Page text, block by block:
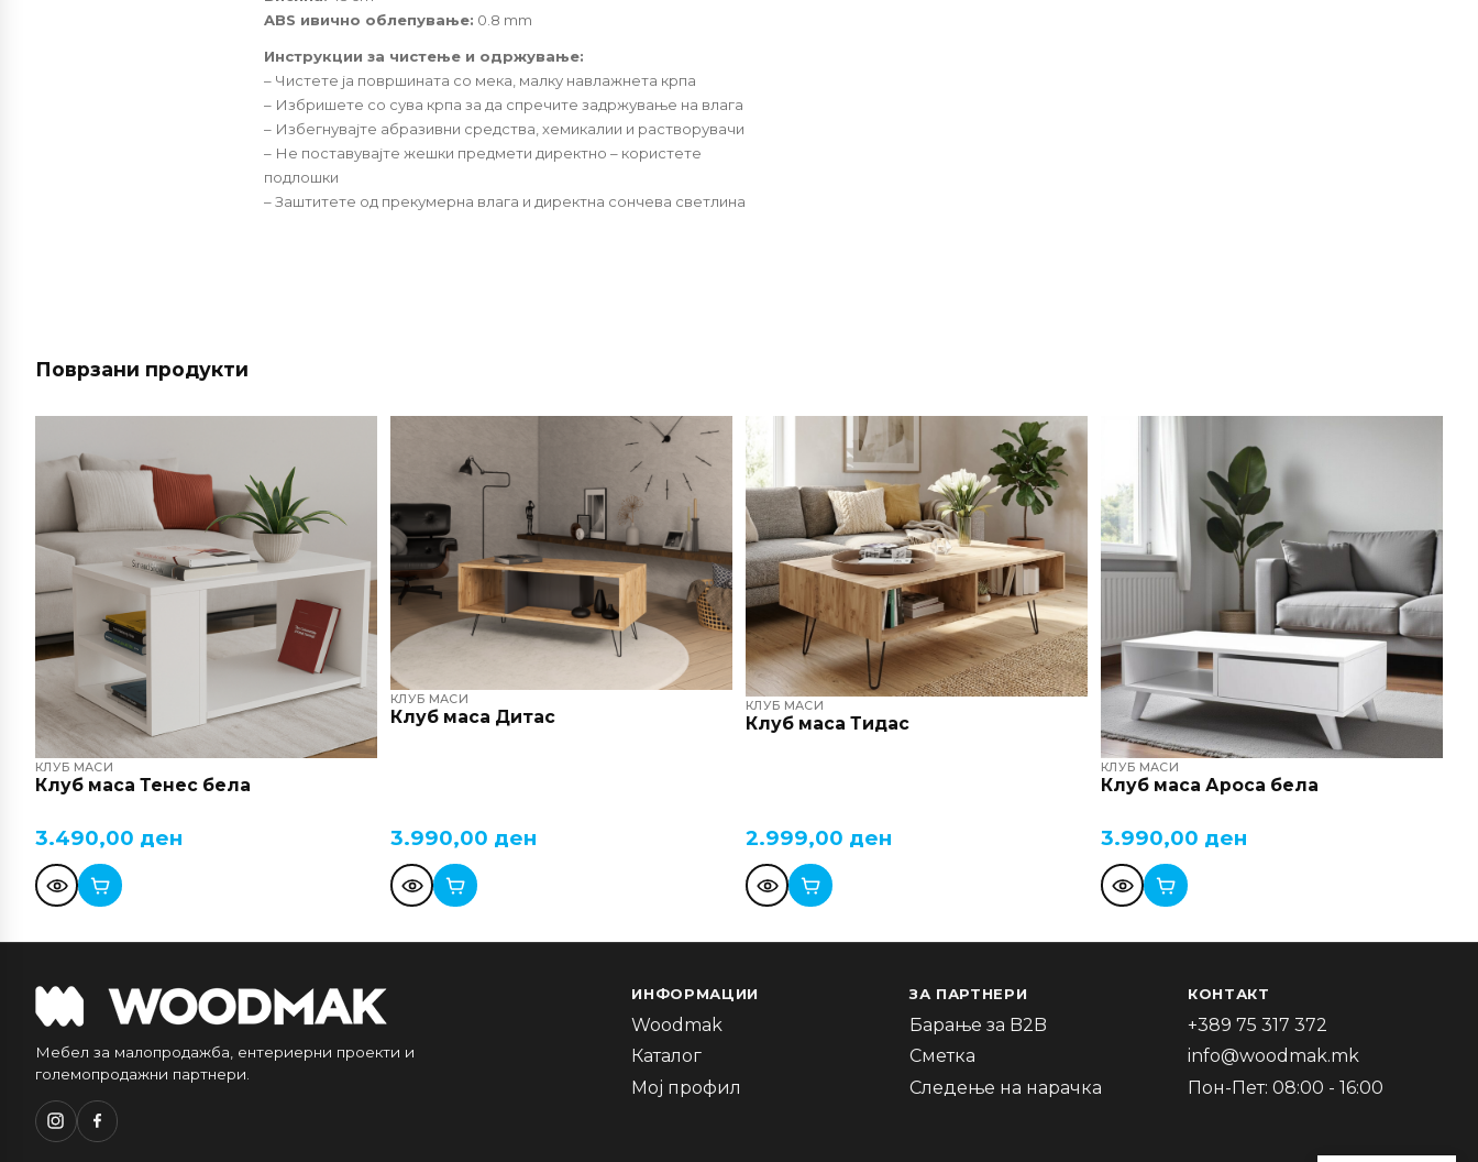
ABS ивично облепување: 0.8 mm
Инструкции за чистење и одржување:
– Чистете ја површината со мека, малку навлажнета крпа
– Избришете со сува крпа за да спречите задржување на влага
– Избегнувајте абразивни средства, хемикалии и растворувачи
– Не поставувајте жешки предмети директно – користете
подлошки
– Заштитете од прекумерна влага и директна сончева светлина
Поврзани продукти
КЛУБ МАСИ
Клуб маса Тенес бела
3.490,00 ден
КЛУБ МАСИ
Клуб маса Дитас
3.990,00 ден
КЛУБ МАСИ
Клуб маса Тидас
2.999,00 ден
КЛУБ МАСИ
Клуб маса Ароса бела
3.990,00 ден
Мебел за малопродажба, ентериерни проекти и
големопродажни партнери.
ИНФОРМАЦИИ
Woodmak
Каталог
Мој профил
ЗА ПАРТНЕРИ
Барање за B2B
Сметка
Следење на нарачка
КОНТАКТ
+389 75 317 372
info@woodmak.mk
Пон-Пет: 08:00 - 16:00